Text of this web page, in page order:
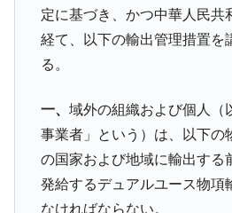
『Money1』
韓国ボンクラ政策
他人事のような発言。
『Money1』
『Money1』
韓国･加徳島新国際
機 ⇒ 10.7兆では損が出るからでき
『Money1』
【速報】韓国株式
日(水)もサイドカー・サーキット
発動！
定に基づき、かつ中華人民共
経て、以下の輸出管理措置を
る。
一、 域外の組織および個人（
事業者」という）は、以下の
の国家および地域に輸出する
発給するデュアルユース物項
なければならない。